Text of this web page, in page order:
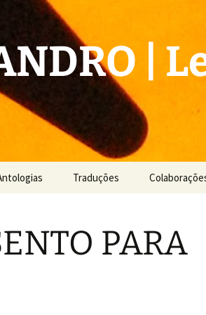
|
Traduções
PARA